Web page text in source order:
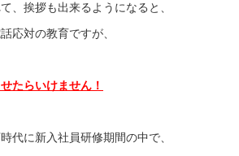
、挨拶も出来るようになると、
応対の教育ですが、
たらいけません！
代に新入社員研修期間の中で、